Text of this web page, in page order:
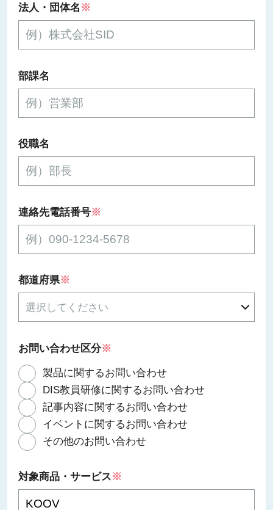
法人・団体名 ※
部課名
役職名
連絡先電話番号※
都道府県※
お問い合わせ区分※
製品に関するお問い合わせ
DIS教員研修に関するお問い合わせ
記事内容に関するお問い合わせ
イベントに関するお問い合わせ
その他のお問い合わせ
対象商品・サービス※